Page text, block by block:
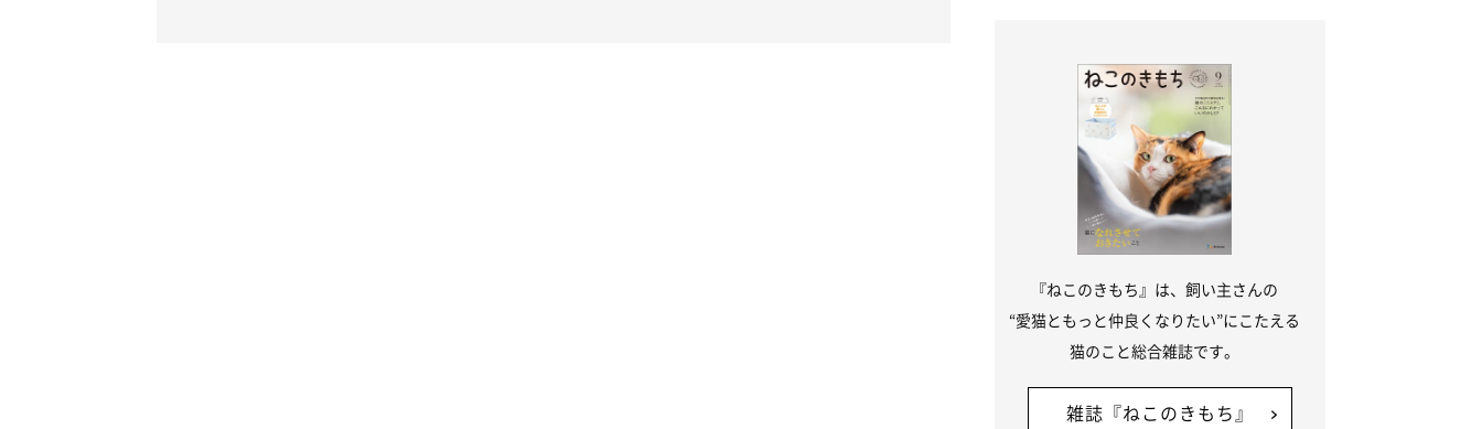
『ねこのきもち』は、飼い主さんの
“愛猫ともっと仲良くなりたい”にこたえる
猫のこと総合雑誌です。
雑誌『ねこのきもち』